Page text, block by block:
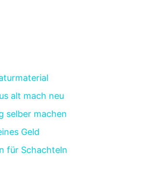
alt mach neu
selber machen
Geld
für Schachteln